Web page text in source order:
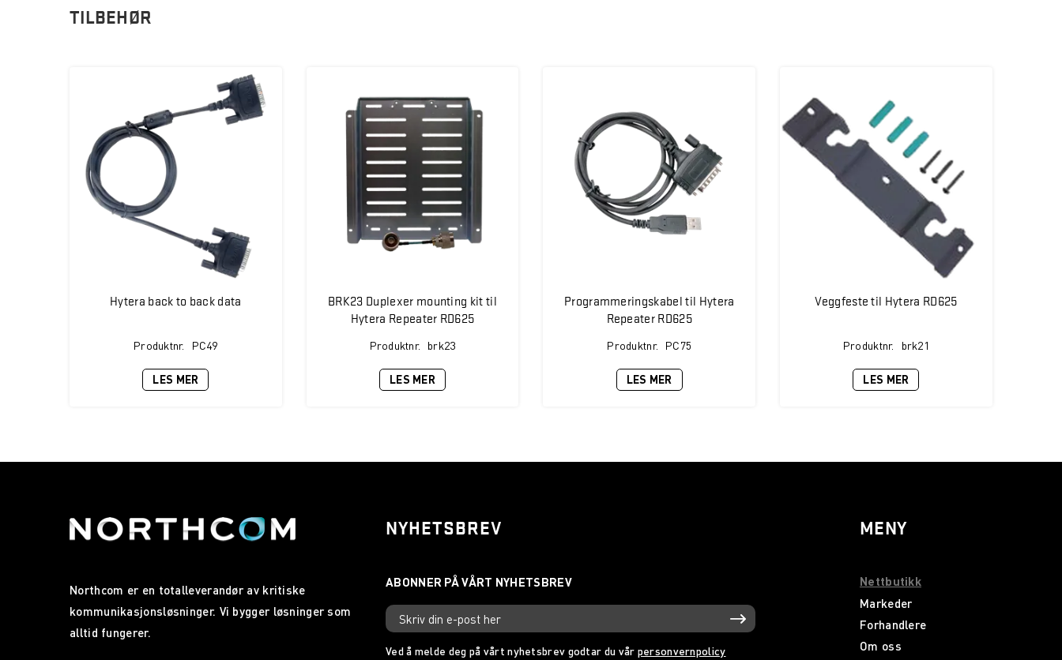
TILBEHØR
Hytera back to back data
Produktnr. PC49
LES MER
BRK23 Duplexer mounting kit til
Hytera Repeater RD625
Produktnr. brk23
LES MER
Programmeringskabel til Hytera
Repeater RD625
Produktnr. PC75
LES MER
Veggfeste til Hytera RD625
Produktnr. brk21
LES MER
Northcom er en totalleverandør av kritiske
kommunikasjonsløsninger. Vi bygger løsninger som
alltid fungerer.
NYHETSBREV
Ved å melde deg på vårt nyhetsbrev godtar du vår personvernpolicy
MENY
Nettbutikk
Markeder
Forhandlere
Om oss